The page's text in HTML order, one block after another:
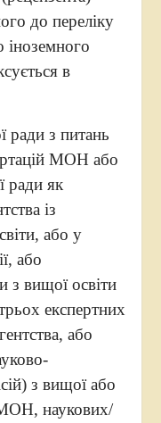
до переліку
іноземного
в
ради з питань
МОН або
ради як
із
або у
або
з вищої освіти
експертних
або
з вищої або
наукових/